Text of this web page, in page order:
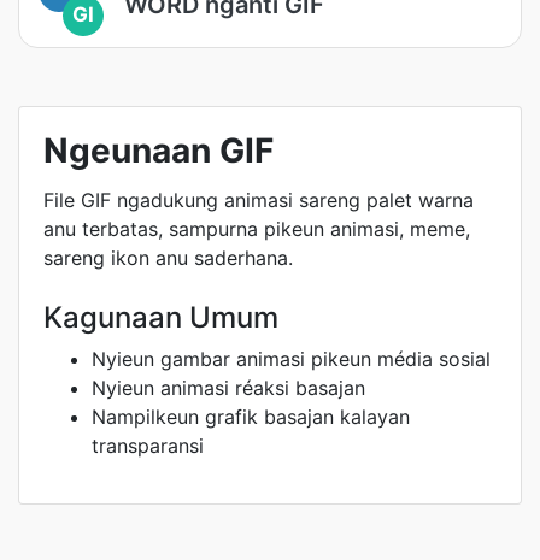
GI
Ngeunaan GIF
File GIF ngadukung animasi sareng palet warna
anu terbatas, sampurna pikeun animasi, meme,
sareng ikon anu saderhana.
Kagunaan Umum
Nyieun gambar animasi pikeun média sosial
Nyieun animasi réaksi basajan
Nampilkeun grafik basajan kalayan
transparansi